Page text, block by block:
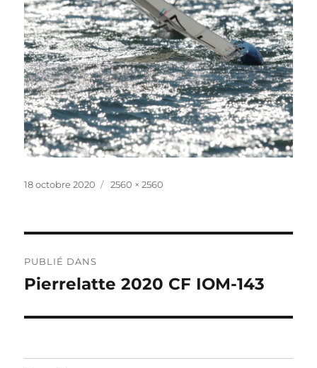
Publié
18 octobre 2020
Taille
2560 × 2560
de
PUBLIÉ DANS
Pierrelatte 2020 CF IOM-143